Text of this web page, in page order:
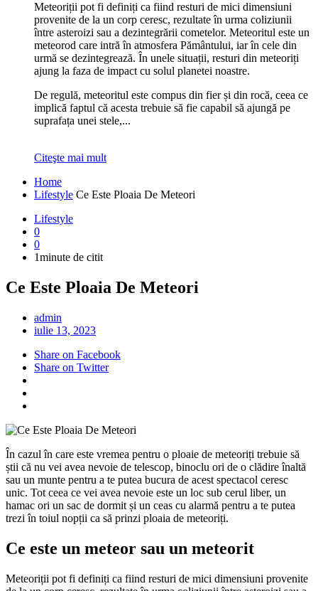
Meteoriții pot fi definiți ca fiind resturi de mici dimensiuni
provenite de la un corp ceresc, rezultate în urma coliziunii
între asteroizi sau a dezintegrării cometelor. Meteoritul este un
meteorod care intră în atmosfera Pământului, iar în cele din
urmă se dezintegrează. În unele situații, resturi din meteoriți
ajung la faza de impact cu solul planetei noastre.
De regulă, meteoritul este compus din fier și din rocă, ceea ce
implică faptul că acesta trebuie să fie capabil să ajungă pe
suprafața unei stele,...
Citeşte mai mult
Home
Lifestyle Ce Este Ploaia De Meteori
Lifestyle
0
0
1minute de citit
Ce Este Ploaia De Meteori
admin
iulie 13, 2023
Share on Facebook
Share on Twitter
În cazul în care este vremea pentru o ploaie de meteoriți trebuie să
știi că nu vei avea nevoie de telescop, binoclu ori de o clădire înaltă
sau un munte pentru a te putea bucura de acest spectacol ceresc
unic. Tot ceea ce vei avea nevoie este un loc sub cerul liber, un
hamac ori un sac de dormit și un ceas cu alarmă pentru a te putea
trezi în toiul nopții ca să prinzi ploaia de meteoriți.
Ce este un meteor sau un meteorit
Meteoriții pot fi definiți ca fiind resturi de mici dimensiuni provenite